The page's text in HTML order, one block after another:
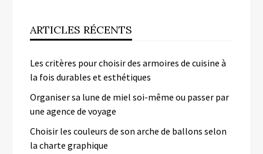
ARTICLES RÉCENTS
Les critères pour choisir des armoires de cuisine à
la fois durables et esthétiques
Organiser sa lune de miel soi-même ou passer par
une agence de voyage
Choisir les couleurs de son arche de ballons selon
la charte graphique